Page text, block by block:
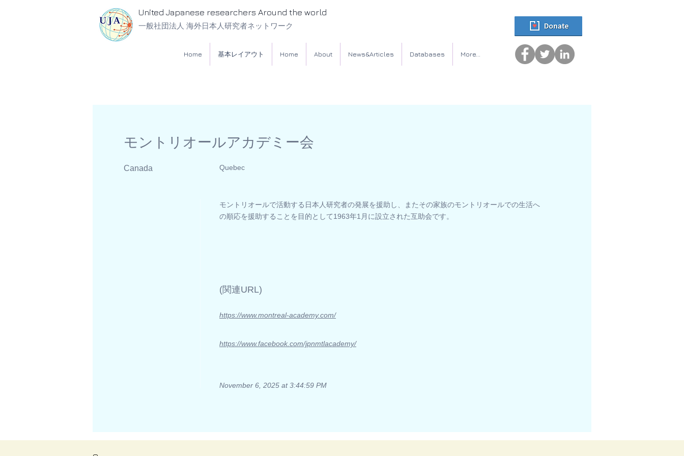
United Japanese researchers Around the world
一般社団法人 海外日本人研究者ネットワーク
Home 基本レイアウト Home About News&Articles Databases More...
モントリオールアカデミー会
Canada Quebec
モントリオールで活動する日本人研究者の発展を援助し、またその家族のモントリオールでの生活へ
の順応を援助することを目的として1963年1月に設立された互助会です。
​(関連URL)
https://www.montreal-academy.com/
https://www.facebook.com/jpnmtlacademy/
November 6, 2025 at 3:44:59 PM